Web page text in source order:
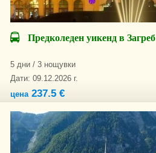
Предколеден уикенд в Загреб
5 дни / 3 нощувки
Дати: 09.12.2026 г.
цена237.5 €